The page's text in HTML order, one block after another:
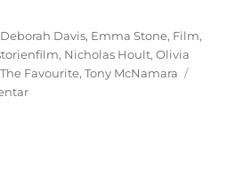
Schlagwörter
Deborah Davis, Emma Stone, Film,
, Nicholas Hoult,Olivia
The Favourite,Tony McNamara
zu